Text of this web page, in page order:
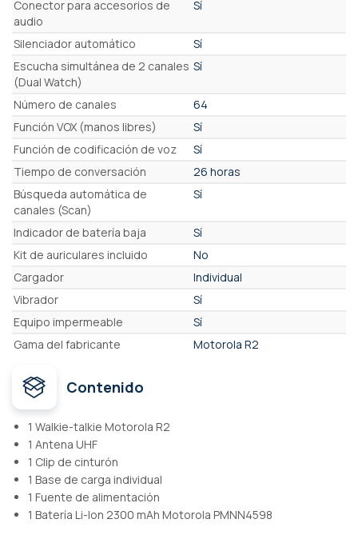
Conector para accesorios de
audio
Sí
Silenciador automático
Sí
Escucha simultánea de 2 canales
(Dual Watch)
Sí
Número de canales
64
Función VOX (manos libres)
Sí
Función de codificación de voz
Sí
Tiempo de conversación
26 horas
Búsqueda automática de
canales (Scan)
Sí
Indicador de batería baja
Sí
Kit de auriculares incluido
No
Cargador
Individual
Vibrador
Sí
Equipo impermeable
Sí
Gama del fabricante
Motorola R2
Contenido
1 Walkie-talkie Motorola R2
1 Antena UHF
1 Clip de cinturón
1 Base de carga individual
1 Fuente de alimentación
1 Batería Li-Ion 2300 mAh Motorola PMNN4598